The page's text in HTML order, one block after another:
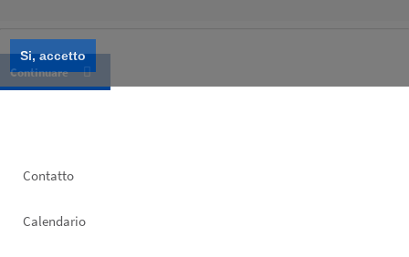
Si, accetto
Footer
Contatto
Calendario